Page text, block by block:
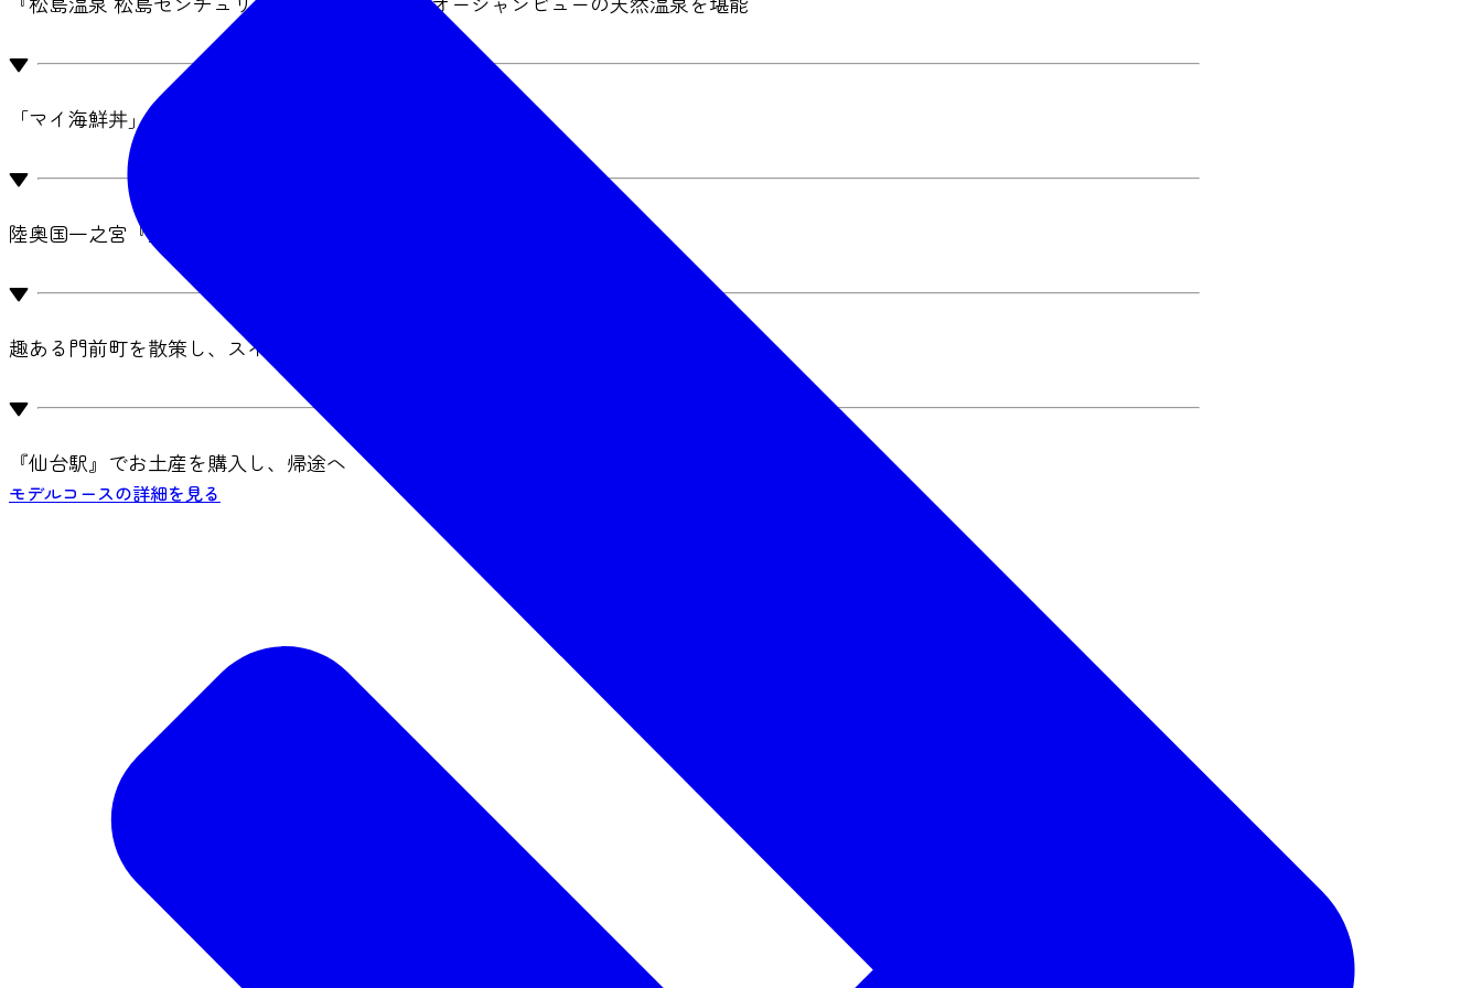
▼
「マイ海鮮丼」を賞味！『塩釜水産物仲卸市場』
▼
陸奥国一之宮『鹽竈神社』でパワーをチャージ！
▼
趣ある門前町を散策し、スイーツはしごを満喫
▼
『仙台駅』でお土産を購入し、帰途へ
モデルコースの詳細を見る